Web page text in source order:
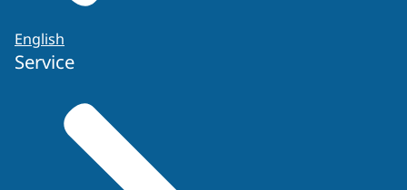
English
Service